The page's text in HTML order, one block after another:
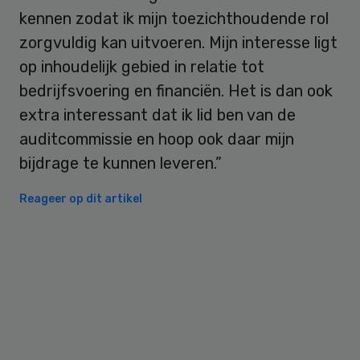
kennen zodat ik mijn toezichthoudende rol
zorgvuldig kan uitvoeren. Mijn interesse ligt
op inhoudelijk gebied in relatie tot
bedrijfsvoering en financiën. Het is dan ook
extra interessant dat ik lid ben van de
auditcommissie en hoop ook daar mijn
bijdrage te kunnen leveren.”
Reageer op dit artikel